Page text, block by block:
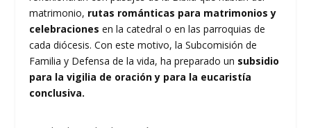
matrimonio, rutas románticas para matrimonios y
celebracionesen la catedral o en las parroquias de
cada diócesis. Con este motivo, la Subcomisión de
Familia y Defensa de la vida, ha preparado un subsidio
para la vigilia de oración y para la eucaristía
conclusiva.